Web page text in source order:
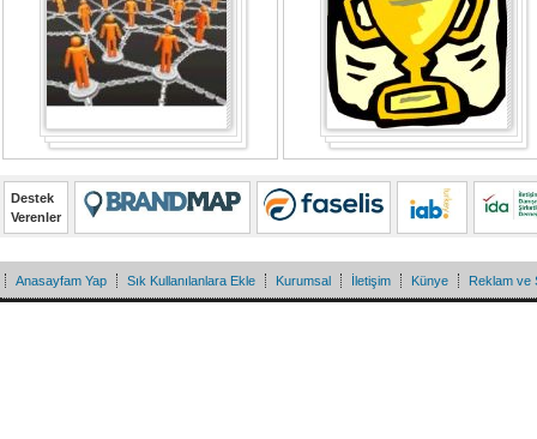
Destek
Verenler
Anasayfam Yap Sık Kullanılanlara Ekle Kurumsal İletişim Künye Reklam ve